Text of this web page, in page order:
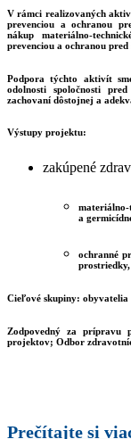
V rámci realizovaných
prevenciou a ochranou
nákup materiálno-
prevenciou a ochranou
Podpora týchto aktivít
odolnosti spoločnosti
zachovaní dôstojnej a
Výstupy projektu:
zakúpené
materiálno-
a
ochranné
Cieľové skupiny: obyvatelia
Zodpovedný za prípravu
projektov; Odbor
Prečítajte si